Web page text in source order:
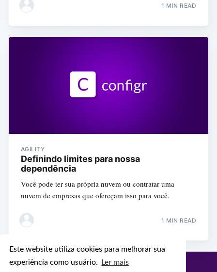
Este website utiliza cookies para melhorar sua
experiência como usuário.
Ler mais
1 MIN READ
AGILITY
Definindo limites para nossa
dependência
Você pode ter sua própria nuvem ou contratar uma
nuvem de empresas que ofereçam isso para você.
1 MIN READ
Configr Blog© 2026